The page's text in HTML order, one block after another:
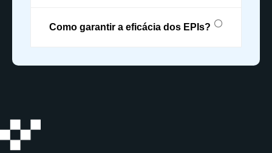
Como garantir a eficácia dos EPIs?